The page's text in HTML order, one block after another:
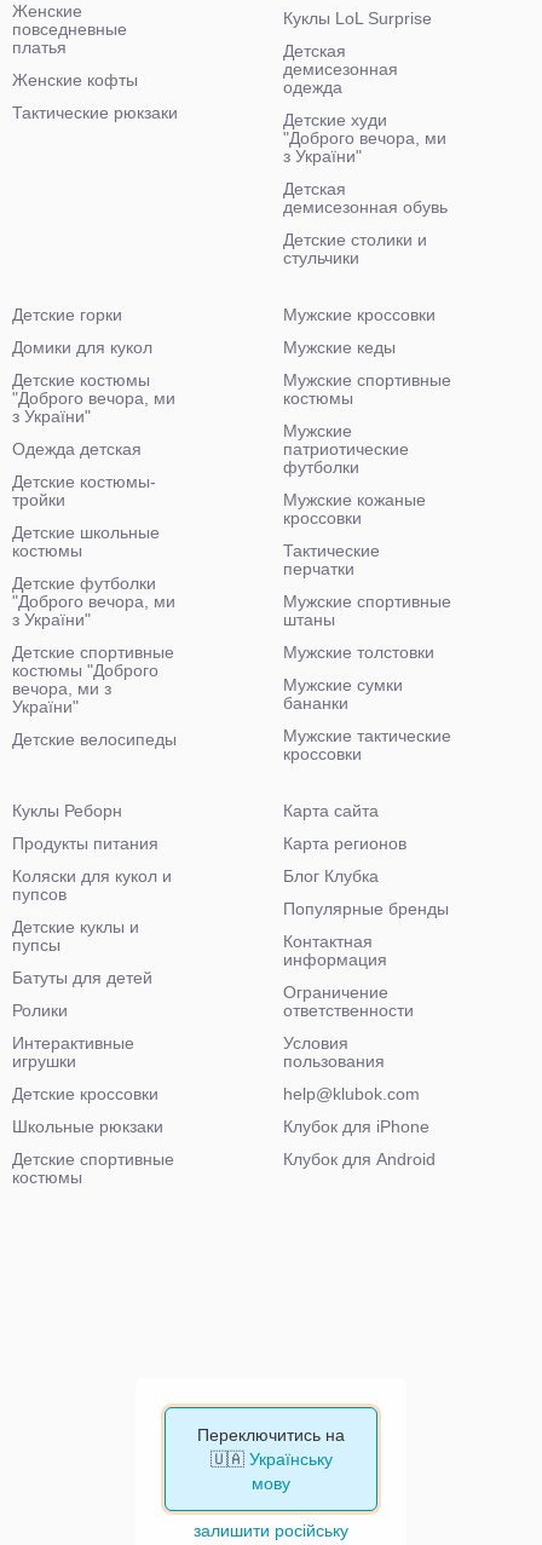
Женские
повседневные
платья
Женские кофты
Тактические рюкзаки
Куклы LoL Surprise
Детская
демисезонная
одежда
Детские худи
"Доброго вечора, ми
з України"
Детская
демисезонная обувь
Детские столики и
стульчики
Детские горки
Домики для кукол
Детские костюмы
"Доброго вечора, ми
з України"
Одежда детская
Детские костюмы-
тройки
Детские школьные
костюмы
Детские футболки
"Доброго вечора, ми
з України"
Детские спортивные
костюмы "Доброго
вечора, ми з
України"
Детские велосипеды
Мужские кроссовки
Мужские кеды
Мужские спортивные
костюмы
Мужские
патриотические
футболки
Мужские кожаные
кроссовки
Тактические
перчатки
Мужские спортивные
штаны
Мужские толстовки
Мужские сумки
бананки
Мужские тактические
кроссовки
Куклы Реборн
Продукты питания
Коляски для кукол и
пупсов
Детские куклы и
пупсы
Батуты для детей
Ролики
Интерактивные
игрушки
Детские кроссовки
Школьные рюкзаки
Детские спортивные
костюмы
Карта сайта
Карта регионов
Блог Клубка
Популярные бренды
Контактная
информация
Ограничение
ответственности
Условия
пользования
help@klubok.com
Клубок для iPhone
Клубок для Android
Переключитись на
🇺🇦 Українську
мову
залишити російську